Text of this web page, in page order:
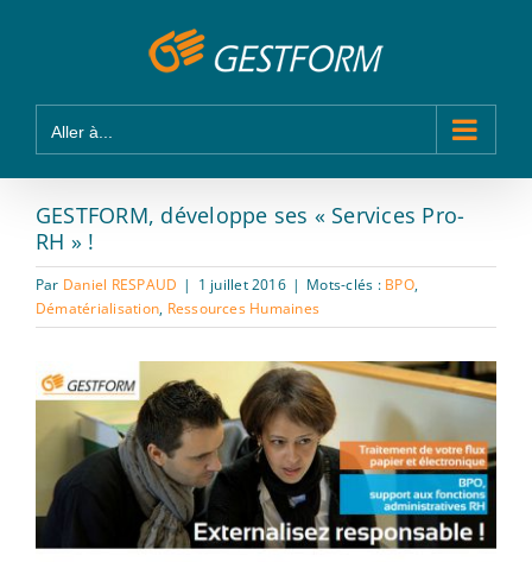
Aller à...
GESTFORM, développe ses « Services Pro-
RH » !
Par Daniel RESPAUD | 1 juillet 2016 | Mots-clés : BPO,
Dématérialisation, Ressources Humaines